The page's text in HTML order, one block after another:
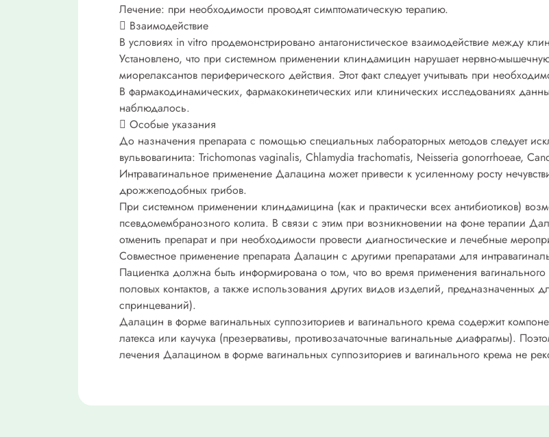
Лечение: при необходимости проводят симптоматическую терапию.
 Взаимодействие
В условиях in vitro продемонстрировано антагонистическое взаимодействие между
Установлено, что при системном применении клиндамицин нарушает нервно-
миорелаксантов периферического действия. Этот факт следует учитывать при
В фармакодинамических, фармакокинетических или клинических исследованиях
наблюдалось.
 Особые указания
До назначения препарата с помощью специальных лабораторных методов следует
вульвовагинита: Trichomonas vaginalis, Chlamydia trachomatis, Neisseria gonorrhoeae,
Интравагинальное применение Далацина может привести к усиленному росту
дрожжеподобных грибов.
При системном применении клиндамицина (как и практически всех антибиотиков)
псевдомембранозного колита. В связи с этим при возникновении на фоне терапии
отменить препарат и при необходимости провести диагностические и лечебные
Совместное применение препарата Далацин с другими препаратами для
Пациентка должна быть информирована о том, что во время применения вагинального
половых контактов, а также использования других видов изделий, предназначенных
спринцеваний).
Далацин в форме вагинальных суппозиториев и вагинального крема содержит
латекса или каучука (презервативы, противозачаточные вагинальные диафрагмы).
лечения Далацином в форме вагинальных суппозиториев и вагинального крема не